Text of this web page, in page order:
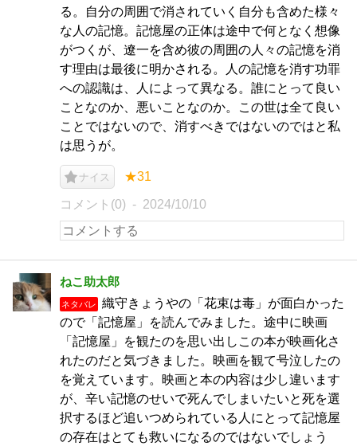
る。自分の周囲で消されていく自分も含めた様々
な人の記憶。記憶屋の正体は途中で何となく想像
がつくが、遼一を含め彼の周囲の人々の記憶を消
す理由は最後に明かされる。人の記憶を消す功罪
への認識は、人によって異なる。誰にとって良い
ことなのか、悪いことなのか。この世は全て良い
ことではないので、消すべきではないのではと私
は思うが。
ナイス ★31
コメント(0) 2024/10/10
ねこ助太郎
ネタバレ
織守きょうやの「花束は毒」が面白かった
ので「記憶屋」を読んでみました。途中に映画
「記憶屋」を観たのを思い出しこの本が映画化さ
れたのだと気づきました。映画を観て号泣したの
を覚えています。映画と本の内容は少し違います
が、辛い記憶のせいで死んでしまいたいと死を選
択するほど追いつめられている人にとって記憶屋
の存在はとても救いになるのではないでしょう